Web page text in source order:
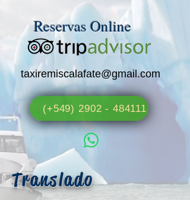
Reservas Online
taxiremiscalafate@gmail.com
(+549) 2902 - 484111
Translado